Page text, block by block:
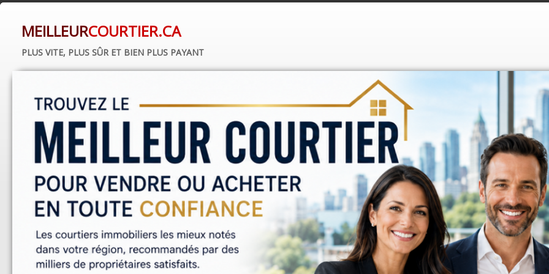
MEILLEURCOURTIER.CA
PLUS VITE, PLUS SÛR ET BIEN PLUS PAYANT